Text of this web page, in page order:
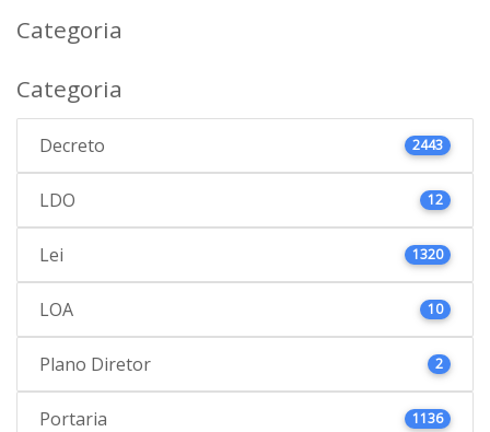
Categoria
Categoria
Decreto 2443
LDO 12
Lei 1320
LOA 10
Plano Diretor 2
Portaria 1136